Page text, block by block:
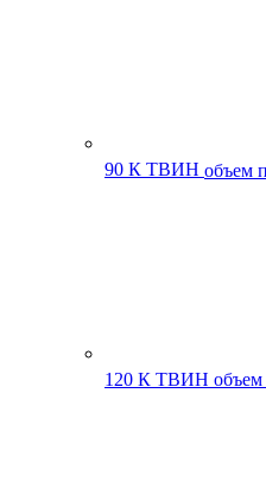
90 К ТВИН объем
120 К ТВИН